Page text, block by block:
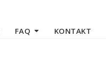
FAQ KONTAKT